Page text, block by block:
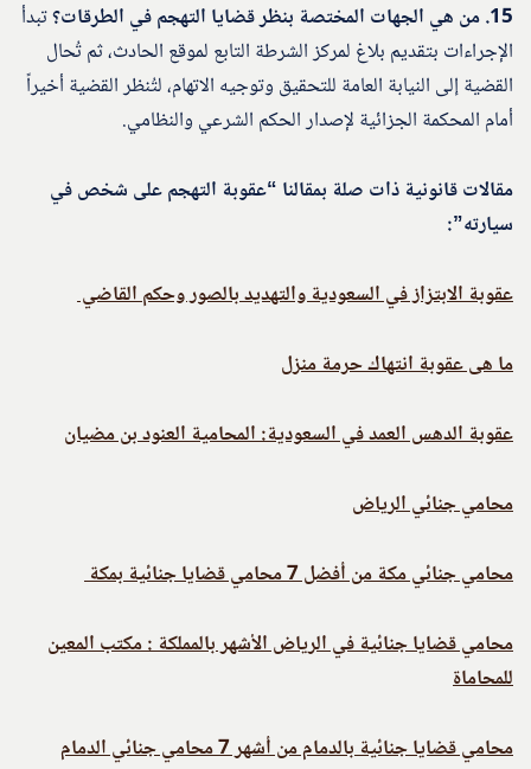
15. من هي الجهات المختصة بنظر قضايا التهجم في الطرقات؟
تبدأ
الإجراءات بتقديم بلاغ لمركز الشرطة التابع لموقع الحادث، ثم تُحال
القضية إلى النيابة العامة للتحقيق وتوجيه الاتهام، لتُنظر القضية أخيراً
أمام المحكمة الجزائية لإصدار الحكم الشرعي والنظامي.
مقالات قانونية ذات صلة بمقالنا “عقوبة التهجم على شخص في
سيارته”:
عقوبة الابتزاز في السعودية والتهديد بالصور وحكم القاضي
ما هى عقوبة انتهاك حرمة منزل
عقوبة الدهس العمد في السعودية: المحامية العنود بن مضيان
محامي جنائي الرياض
محامي جنائي مكة من أفضل 7 محامي قضايا جنائية بمكة
محامي قضايا جنائية في الرياض الأشهر بالمملكة : مكتب المعين
للمحاماة
محامي قضايا جنائية بالدمام من أشهر 7 محامي جنائي الدمام